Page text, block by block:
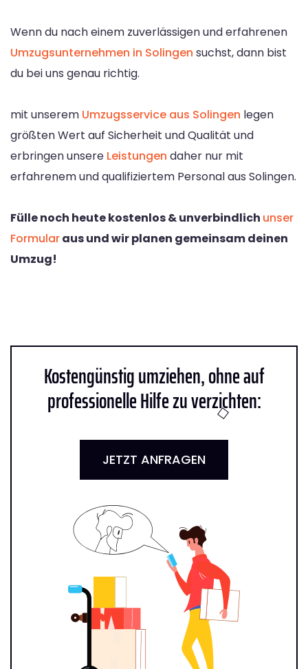
Wenn du nach einem zuverlässigen und erfahrenen
Umzugsunternehmen in Solingen suchst, dann bist
du bei uns genau richtig.
mit unserem Umzugsservice aus Solingen legen
größten Wert auf Sicherheit und Qualität und
erbringen unsere Leistungen daher nur mit
erfahrenem und qualifiziertem Personal aus Solingen.
Fülle noch heute kostenlos & unverbindlich unser
Formularaus und wir planen gemeinsam deinen
Umzug!
Kostengünstig umziehen, ohne auf
professionelle Hilfe zu verzichten:
JETZT ANFRAGEN